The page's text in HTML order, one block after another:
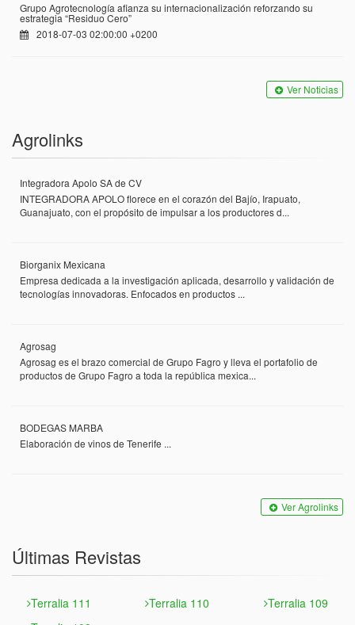
Grupo Agrotecnología afianza su internacionalización reforzando su
estrategia “Residuo Cero”
2018-07-03 02:00:00 +0200
Ver Noticias
Agrolinks
Integradora Apolo SA de CV
INTEGRADORA APOLO florece en el corazón del Bajío, Irapuato,
Guanajuato, con el propósito de impulsar a los productores d...
Biorganix Mexicana
Empresa dedicada a la investigación aplicada, desarrollo y validación de
tecnologías innovadoras. Enfocados en productos ...
Agrosag
Agrosag es el brazo comercial de Grupo Fagro y lleva el portafolio de
productos de Grupo Fagro a toda la república mexica...
BODEGAS MARBA
Elaboración de vinos de Tenerife ...
Ver Agrolinks
Últimas Revistas
Terralia 111 Terralia 110
Terralia 109